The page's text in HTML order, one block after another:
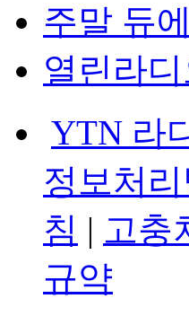
주말 듀
열린라
YTN 라
정보처리
침 | 고충
규약